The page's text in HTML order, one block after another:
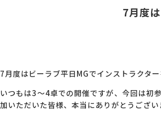
最新ブログ
7月度
7月度はビーラブ平日MGでインストラクタ
いつもは3～4卓での開催ですが、今回は初
加いただいた皆様、本当にありがとうござい